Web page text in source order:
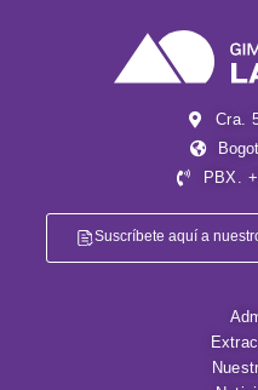
Cra.
PBX.
Suscríbete aquí a